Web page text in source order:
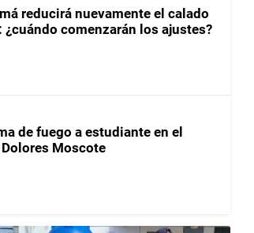
reducirá nuevamente el calado
¿cuándo comenzarán los ajustes?
de fuego a estudiante en el
Moscote